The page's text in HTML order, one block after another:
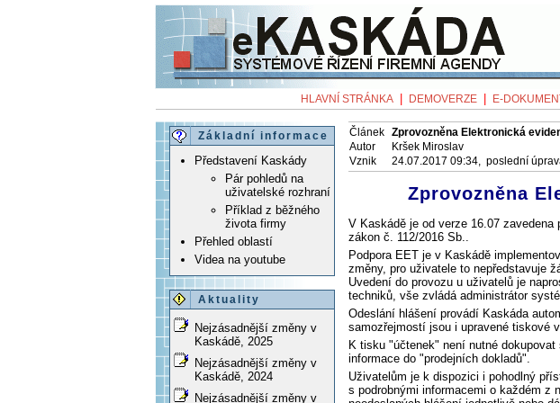
HLAVNÍ STRÁNKA DEMOVERZE E-
Základní informace
Představení Kaskády
Pár pohledů na
uživatelské rozhraní
Příklad z běžného
života firmy
Přehled oblastí
Videa na youtube
Aktuality
Nejzásadnější změny v
Kaskádě, 2025
Nejzásadnější změny v
Kaskádě, 2024
Nejzásadnější změny v
Článek Zprovozněna Elektronická
Autor
Kršek Miroslav
Vznik
24.07.2017 09:34, poslední
Zprovozněna
V Kaskádě je od verze 16.07
zákon č. 112/2016 Sb..
Podpora EET je v Kaskádě
změny, pro uživatele to nepředstavuje
Uvedení do provozu u uživatelů je
techniků, vše zvládá administrátor
Odeslání hlášení provádí Kaskáda
samozřejmostí jsou i upravené tiskové
K tisku "účtenek" není nutné
informace do "prodejních dokladů".
Uživatelům je k dispozici i pohodlný
s podrobnými informacemi o každém z